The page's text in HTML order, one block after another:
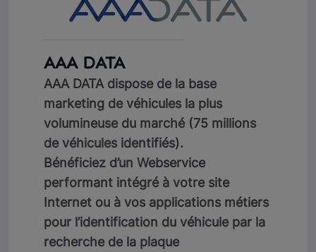
AAA DATA
AAA DATA dispose de la base
marketing de véhicules la plus
volumineuse du marché (75 millions
de véhicules identifiés).
Bénéficiez d’un Webservice
performant intégré à votre site
Internet ou à vos applications métiers
pour l’identification du véhicule par la
recherche de la plaque